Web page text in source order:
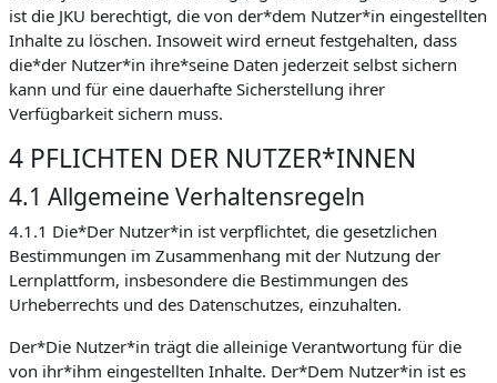
ist die JKU berechtigt, die von der*dem Nutzer*in eingestellten
Inhalte zu löschen. Insoweit wird erneut festgehalten, dass
die*der Nutzer*in ihre*seine Daten jederzeit selbst sichern
kann und für eine dauerhafte Sicherstellung ihrer
Verfügbarkeit sichern muss.
4 PFLICHTEN DER NUTZER*INNEN
4.1 Allgemeine Verhaltensregeln
4.1.1 Die*Der Nutzer*in ist verpflichtet, die gesetzlichen
Bestimmungen im Zusammenhang mit der Nutzung der
Lernplattform, insbesondere die Bestimmungen des
Urheberrechts und des Datenschutzes, einzuhalten.
Der*Die Nutzer*in trägt die alleinige Verantwortung für die
von ihr*ihm eingestellten Inhalte. Der*Dem Nutzer*in ist es